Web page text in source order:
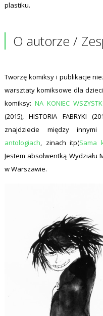
plastiku.
O autorze /
Tworzę komiksy i publikacje
warsztaty komiksowe dla
komiksy:NA KONIEC
(2015), HISTORIA FABRYKI
znajdziecie między
antologiach, zinach itp(Sama
Jestem absolwentką Wydziału
w Warszawie.